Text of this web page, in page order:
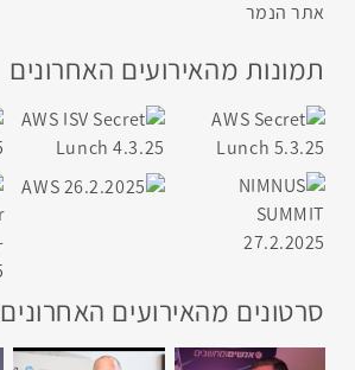
אתר הנמר
תמונות מהאירועים האחרונים
סרטונים מהאירועים האחרונים